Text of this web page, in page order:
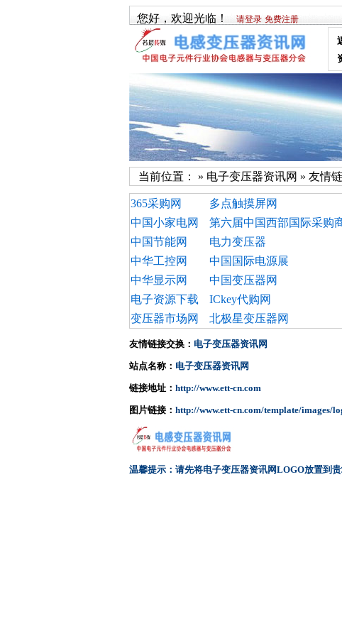
您好，欢迎光临！ 请登录 免费注册
当前位置： » 电子变压器资讯网 » 友情
365采购网 多点触摸屏网
中国小家电网
第六届中国西部国际采购
中国节能网
电力变压器
中华工控网
中国国际电源展
中华显示网
中国变压器网
电子资源下载
ICkey代购网
变压器市场网
北极星变压器网
友情链接交换： 电子变压器资讯网
站点名称： 电子变压器资讯网
链接地址： http://www.ett-cn.com
图片链接： http://www.ett-cn.com/template/images/
温馨提示：请先将电子变压器资讯网LOGO放置到